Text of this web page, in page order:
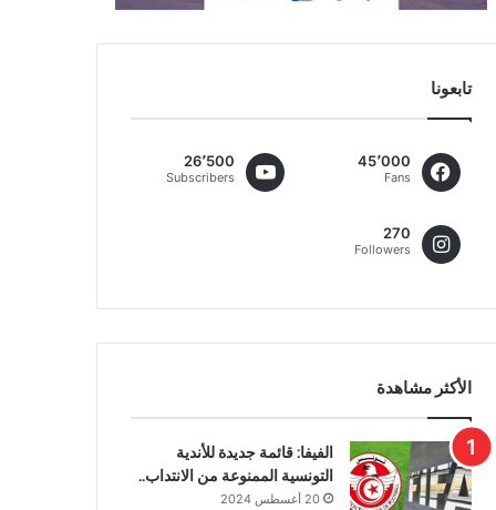
تابعونا
45٬000
Fans
26٬500
Subscribers
270
Followers
الأكثر مشاهدة
الفيفا: قائمة جديدة للأندية
التونسية الممنوعة من الانتداب..
20 أغسطس 2024